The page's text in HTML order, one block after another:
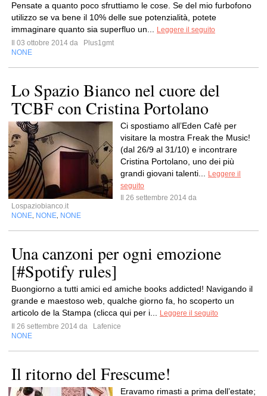
Pensate a quanto poco sfruttiamo le cose. Se del mio furbofono
utilizzo se va bene il 10% delle sue potenzialità, potete
immaginare quanto sia superfluo un...
Leggere il seguito
Il 03 ottobre 2014 da
Plus1gmt
NONE
Lo Spazio Bianco nel cuore del
TCBF con Cristina Portolano
Ci spostiamo all’Eden Cafè per
visitare la mostra Freak the Music!
(dal 26/9 al 31/10) e incontrare
Cristina Portolano, uno dei più
grandi giovani talenti...
Leggere il
seguito
Il 26 settembre 2014 da
Lospaziobianco.it
NONE NONE NONE
Una canzoni per ogni emozione
[#Spotify rules]
Buongiorno a tutti amici ed amiche books addicted! Navigando il
grande e maestoso web, qualche giorno fa, ho scoperto un
articolo de la Stampa (clicca qui per i...
Leggere il seguito
Il 26 settembre 2014 da
Lafenice
NONE
Il ritorno del Frescume!
Eravamo rimasti a prima dell’estate;